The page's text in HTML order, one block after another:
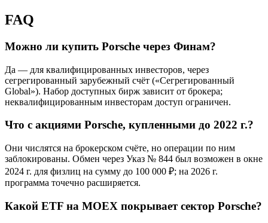
FAQ
Можно ли купить Porsche через Финам?
Да — для квалифицированных инвесторов, через
сегрегированный зарубежный счёт («Сегрегированный
Global»). Набор доступных бирж зависит от брокера;
неквалифицированным инвесторам доступ ограничен.
Что с акциями Porsche, купленными до 2022 г.?
Они числятся на брокерском счёте, но операции по ним
заблокированы. Обмен через Указ № 844 был возможен в окне
2024 г. для физлиц на сумму до 100 000 ₽; на 2026 г.
программа точечно расширяется.
Какой ETF на MOEX покрывает сектор Porsche?